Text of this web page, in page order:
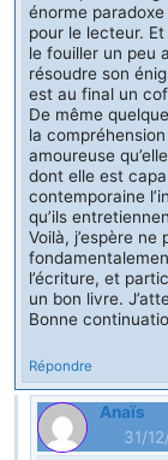
énorme
pour le lecteur.
le fouiller un peu
résoudre son
est au final un
De même
la
amoureuse
dont elle est
contemporaine
qu’ils
Voilà, j’espère
l’écriture, et
un bon livre.
Bonne
Répondre
Anaïs
31/